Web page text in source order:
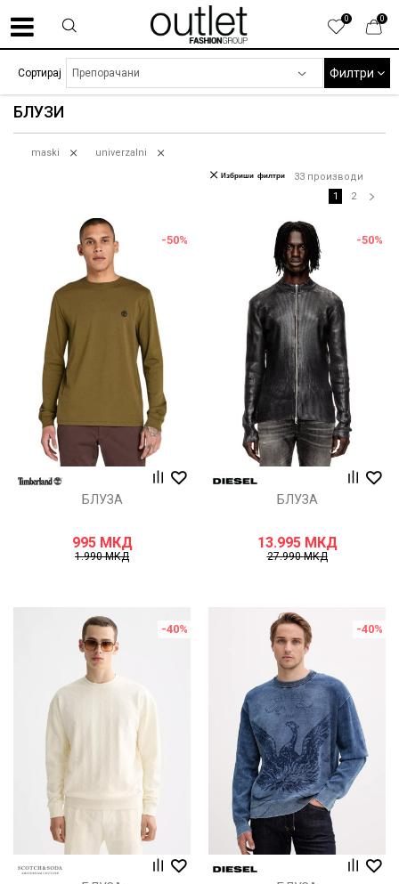
0
0
БЛУЗИ
Сортирај Филтри
maski univerzalni
33 производи
Избриши филтри
1 2
-50%
БЛУЗА
995 МКД
1.990МКД
-50%
БЛУЗА
13.995 МКД
27.990МКД
-40% -40%